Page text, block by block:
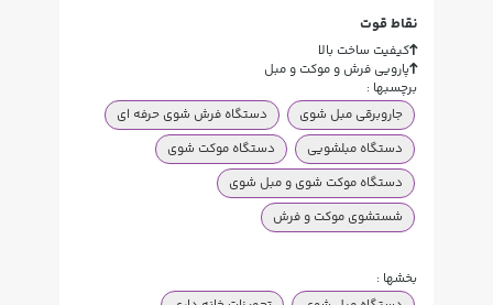
نقاط قوت
کیفیت ساخت بالا
پارویی فرش و موکت و مبل
برچسبها :
جاروبرقی مبل شوی
دستگاه فرش شوی حرفه ای
دستگاه مبلشویی
دستگاه موکت شوی
دستگاه موکت شوی و مبل شوی
شستشوی موکت و فرش
بخشها :